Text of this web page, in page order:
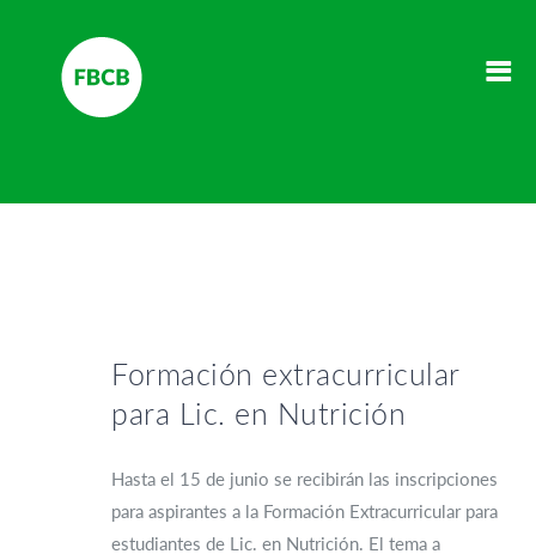
Formación extracurricular
para Lic. en Nutrición
Hasta el 15 de junio se recibirán las inscripciones
para aspirantes a la Formación Extracurricular para
estudiantes de Lic. en Nutrición. El tema a